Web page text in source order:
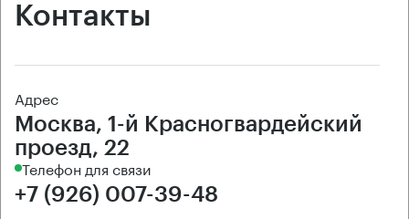
Контакты
Адрес
Москва, 1-й Красногвардейский
проезд, 22
Телефон для связи
+7 (926) 007-39-48